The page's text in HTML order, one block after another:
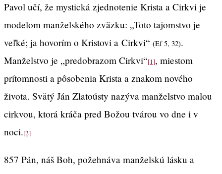
Pavol učí, že mystická zjednotenie Krista a Cirkvi je
modelom manželského zväzku: „Toto tajomstvo je
veľké; ja hovorím o Kristovi a Cirkvi“ (Ef 5, 32).
Manželstvo je „predobrazom Cirkvi“[1], miestom
prítomnosti a pôsobenia Krista a znakom nového
života. Svätý Ján Zlatoústy nazýva manželstvo malou
cirkvou, ktorá kráča pred Božou tvárou vo dne i v
noci.[2]
857 Pán, náš Boh, požehnáva manželskú lásku a